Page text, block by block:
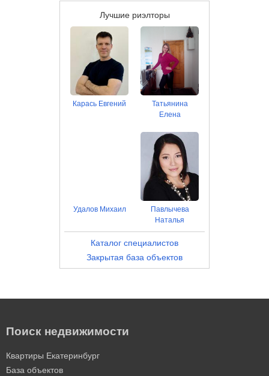
Лучшие риэлторы
Карась Евгений
Татьянина
Елена
Удалов Михаил
Павлычева
Наталья
Каталог специалистов
Закрытая база объектов
Поиск недвижимости
Квартиры Екатеринбург
База объектов